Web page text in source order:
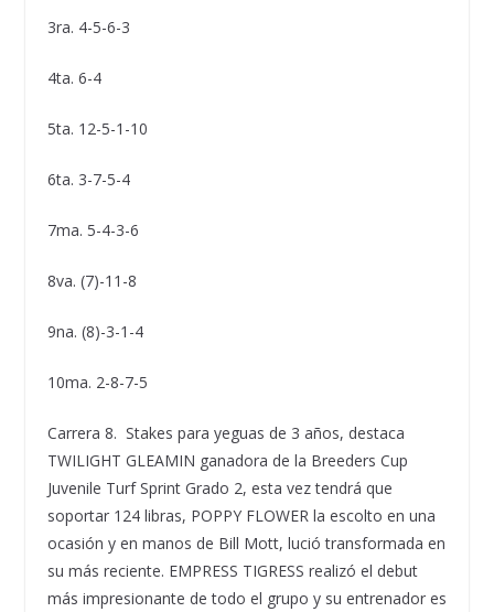
3ra. 4-5-6-3
4ta. 6-4
5ta. 12-5-1-10
6ta. 3-7-5-4
7ma. 5-4-3-6
8va. (7)-11-8
9na. (8)-3-1-4
10ma. 2-8-7-5
Carrera 8. Stakes para yeguas de 3 años, destaca
TWILIGHT GLEAMIN ganadora de la Breeders Cup
Juvenile Turf Sprint Grado 2, esta vez tendrá que
soportar 124 libras, POPPY FLOWER la escolto en una
ocasión y en manos de Bill Mott, lució transformada en
su más reciente. EMPRESS TIGRESS realizó el debut
más impresionante de todo el grupo y su entrenador es